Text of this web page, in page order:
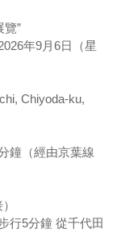
覽”
年9月6日（星
Chiyoda-ku,
鐘（經由京葉線
行5分鐘 從千代田